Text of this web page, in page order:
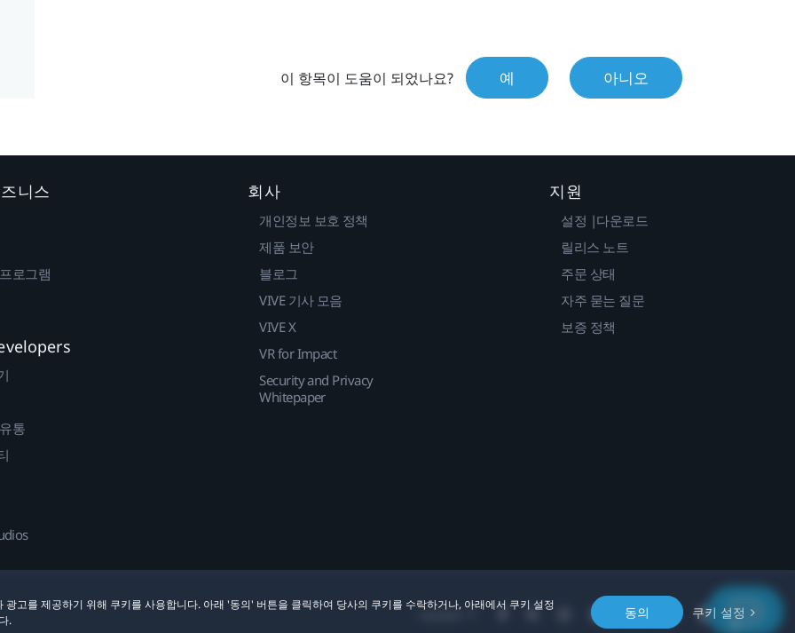
이 항목이 도움이 되었나요? 예 아니오
고를 제공하기 위해 쿠키를 사용합니다. 아래 '동의' 버튼을 클릭하여 당사의 쿠키를 수락하거나, 아래에서 쿠키 설정
. 동의 쿠키 설정
니스
로그램
통
회사
개인정보 보호 정책
제품 보안
블로그
VIVE 기사 모음
VIVE X
VR for Impact
Security and Privacy
Whitepaper
지원
설정 |다운로드
릴리스 노트
주문 상태
자주 묻는 질문
보증 정책
Location